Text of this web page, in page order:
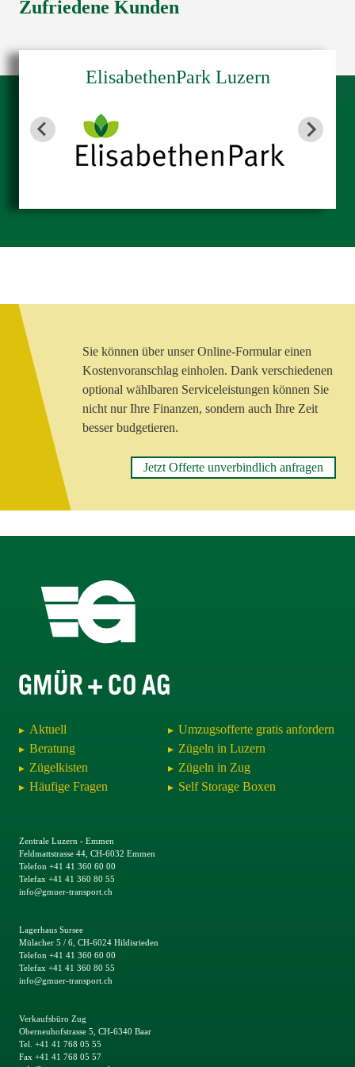
Zufriedene Kunden
ElisabethenPark Luzern
Sie können über unser Online-Formular einen
Kostenvoranschlag einholen. Dank verschiedenen
optional wählbaren Serviceleistungen können Sie
nicht nur Ihre Finanzen, sondern auch Ihre Zeit
besser budgetieren.
Jetzt Offerte unverbindlich anfragen
Aktuell
Beratung
Zügelkisten
Häufige Fragen
Umzugsofferte gratis anfordern
Zügeln in Luzern
Zügeln in Zug
Self Storage Boxen
Zentrale Luzern - Emmen
Feldmattstrasse 44, CH-6032 Emmen
Telefon +41 41 360 60 00
Telefax +41 41 360 80 55
info@gmuer-transport.ch
Lagerhaus Sursee
Mülacher 5 / 6, CH-6024 Hildisrieden
Telefon +41 41 360 60 00
Telefax +41 41 360 80 55
info@gmuer-transport.ch
Verkaufsbüro Zug
Oberneuhofstrasse 5, CH-6340 Baar
Tel. +41 41 768 05 55
Fax +41 41 768 05 57